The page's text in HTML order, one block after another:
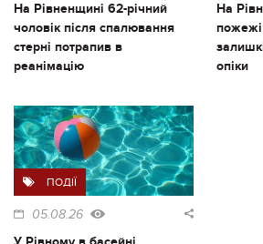
На Рівненщині 62-річний
чоловік після спалювання
стерні потрапив в
реанімацію
На
опіки
ПОДІЇ
05.08.26